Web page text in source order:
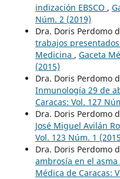
indización EBSCO ,
Núm. 2 (2019)
Dra. Doris Perdomo
trabajos
Medicina , Gaceta
(2015)
Dra. Doris Perdomo
Inmunología 29 de
Caracas: Vol. 127
Dra. Doris Perdomo
José Miguel Avilán
Vol. 123 Núm. 1
Dra. Doris Perdomo
ambrosía en el
Médica de Caracas: